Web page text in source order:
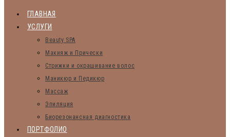
ГЛАВНАЯ
УСЛУГИ
Beauty SPA
Макияж и Прически
Стрижки и окрашивание волос
Маникюр и Педикюр
Массаж
Эпиляция
Биорезонансная диагностика
ПОРТФОЛИО